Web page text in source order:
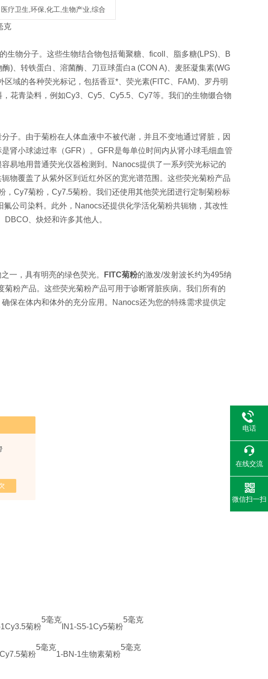
医疗卫生,环保,化工,生物产业,综合
克
生物分子。这些生物结合物包括葡聚糖、ficoll、脂多糖(LPS)、B
)、转铁蛋白、溶菌酶、刀豆球蛋白a (CON A)、麦胚凝集素(WG
域的各种荧光标记，包括香豆*、荧光素(FITC、FAM)、罗丹明
花青染料，例如Cy3、Cy5、Cy5.5、Cy7等。我们的生物缀合物
子。由于菊粉在人体血液中不被代谢，并且不变地通过肾脏，因
肾小球滤过率（GFR）。GFR是每单位时间内从肾小球毛细血管
易地用普通荧光仪器检测到。Nanocs提供了一系列荧光标记的
物覆盖了从紫外区到近红外区的宽光谱范围。这些荧光菊粉产品
，Cy7菊粉，Cy7.5菊粉。我们还使用其他荧光团进行定制菊粉标
公司染料。此外，Nanocs还提供化学活化菊粉共轭物，其改性
、炔烃和许多其他人。
一，具有明亮的绿色荧光。 FITC菊粉的激发/发射波长约为495纳
粉产品。这些荧光菊粉产品可用于诊断肾脏疾病。我们所有的
保在体内和体外的充分应用。Nanocs还为您的特殊需求提供定
Cy3.5菊粉
5毫克
IN1-S5-1Cy5菊粉
5毫克
Cy7.5菊粉
5毫克
1-BN-1生物素菊粉
5毫克
电话
在线交流
微信扫一扫